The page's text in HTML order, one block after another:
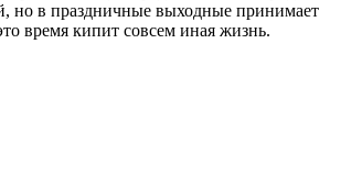
но в праздничные выходные принимает
время кипит совсем иная жизнь.